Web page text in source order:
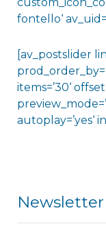
fontello‘
[av_postslider
items=’30‘
autoplay=’yes‘
Newsletter